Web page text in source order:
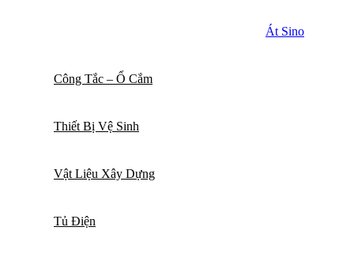
Át Sino
Công Tắc – Ổ Cắm
Thiết Bị Vệ Sinh
Vật Liệu Xây Dựng
Tủ Điện